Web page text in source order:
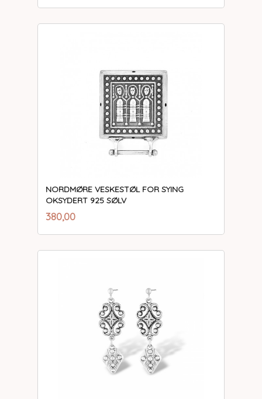
NORDMØRE VESKESTØL FOR SYING
OKSYDERT 925 SØLV
Pris
380,00mva.